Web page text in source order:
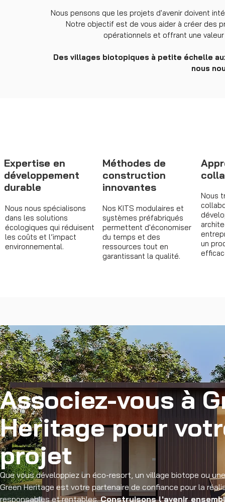
Nous pensons que les projets d'avenir doivent
Notre objectif est de vous aider à créer des
opérationnels et offrant une
Des villages biotopiques à petite échelle
nous
Expertise en
développement
durable
Nous nous spécialisons
dans les solutions
écologiques qui réduisent
les coûts et l’impact
environnemental.
Méthodes de
construction
innovantes
Nos KITS modulaires et
systèmes préfabriqués
permettent d'économiser
du temps et des
ressources tout en
garantissant la qualité.
Nous
un
Associez-vous à
Heritage pour
projet
Que vous développiez un éco-resort, un village biotope ou
Green Heritage est votre partenaire de confiance pour la
responsables et rentables.Construisons l'avenir